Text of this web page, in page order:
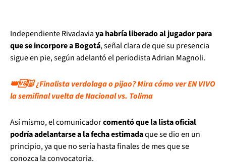
Independiente Rivadaviaya habría liberado al jugador para
que se incorpore a Bogotá, señal clara de que su presencia
sigue en pie, según adelantó el periodista Adrian Magnoli.
👑🆚🐷 ¿Finalista verdolaga o pijao? Mira cómo ver EN VIVO
la semifinal vuelta de Nacional vs. Tolima
Así mismo, el comunicadorcomentó que la lista oficial
podría adelantarse a la fecha estimadaque se dio en un
principio, ya que no sería hasta finales de mes que se
conozca la convocatoria.